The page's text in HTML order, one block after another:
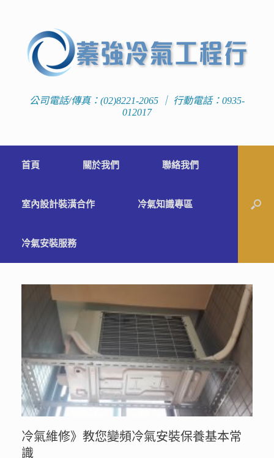
公司電話/傳真：(02)8221-2065 ｜ 行動電話：0935-
012017
首頁 關於我們 聯絡我們
室內設計裝潢合作 冷氣知識專區
冷氣安裝服務
冷氣維修》教您變頻冷氣安裝保養基本常
識